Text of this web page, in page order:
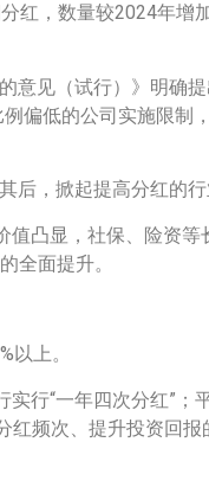
红，数量较2024年增
意见（试行）》明确
偏低的公司实施限制
，掀起提高分红的行
凸显，社保、险资等
全面提升。
上。
行“一年四次分红”；
频次、提升投资回报